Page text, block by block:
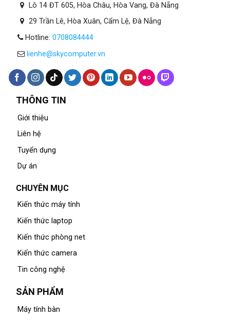
Lô 14 ĐT 605, Hòa Châu, Hòa Vang, Đà Nẵng
29 Trần Lê, Hòa Xuân, Cẩm Lệ, Đà Nẵng
Hotline: 0708084444
lienhe@skycomputer.vn
THÔNG TIN
Giới thiệu
Liên hệ
Tuyển dụng
Dự án
CHUYÊN MỤC
Kiến thức máy tính
Kiến thức laptop
Kiến thức phòng net
Kiến thức camera
Tin công nghệ
SẢN PHẨM
Máy tính bàn